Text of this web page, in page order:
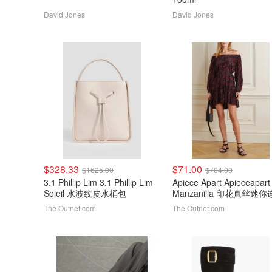
David Jones David Jones
$328.33 $1625.00
3.1 Phillip Lim 3.1 Phillip Lim
Soleil 水波纹皮水桶包
The Outnet.com
$71.00 $704.00
Apiece Apart Apieceapart
Manzanilla 印花真丝迷你
裙
The Outnet.com